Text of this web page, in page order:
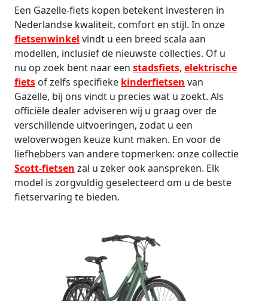
Een Gazelle-fiets kopen betekent investeren in
Nederlandse kwaliteit, comfort en stijl. In onze
fietsenwinkel vindt u een breed scala aan
modellen, inclusief de nieuwste collecties. Of u
nu op zoek bent naar een stadsfiets, elektrische
fiets of zelfs specifieke kinderfietsen van
Gazelle, bij ons vindt u precies wat u zoekt. Als
officiële dealer adviseren wij u graag over de
verschillende uitvoeringen, zodat u een
weloverwogen keuze kunt maken. En voor de
liefhebbers van andere topmerken: onze collectie
Scott-fietsen zal u zeker ook aanspreken. Elk
model is zorgvuldig geselecteerd om u de beste
fietservaring te bieden.